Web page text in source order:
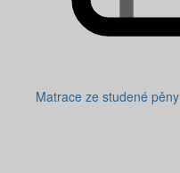
Matrace ze studené pěny